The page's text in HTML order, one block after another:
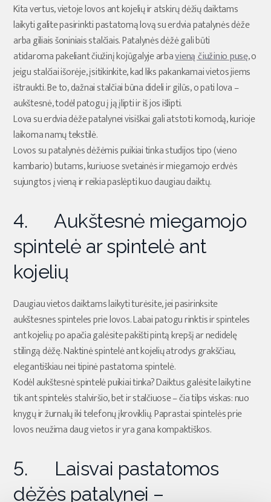
Kita vertus, vietoje lovos ant kojelių ir atskirų dėžių daiktams
laikyti galite pasirinkti pastatomą lovą su erdvia patalynės dėže
arba giliais šoniniais stalčiais. Patalynės dėžė gali būti
atidaroma pakeliant čiužinį kojūgalyje arbavieną čiužinio pusę, o
jeigu stalčiai išorėje, įsitikinkite, kad liks pakankamai vietos jiems
ištraukti. Be to, dažnai stalčiai būna dideli ir gilūs, o pati lova –
aukštesnė, todėl patogu į ją įlipti ir iš jos išlipti.
Lova su erdvia dėže patalynei visiškai gali atstoti komodą, kurioje
laikoma namų tekstilė.
Lovos su patalynės dėžėmis puikiai tinka studijos tipo (vieno
kambario) butams, kuriuose svetainės ir miegamojo erdvės
sujungtos į vieną ir reikia paslėpti kuo daugiau daiktų.
4. Aukštesnė miegamojo
spintelė ar spintelė ant
kojelių
Daugiau vietos daiktams laikyti turėsite, jei pasirinksite
aukštesnes spinteles prie lovos. Labai patogu rinktis ir spinteles
ant kojelių: po apačia galėsite pakišti pintą krepšį ar nedidelę
stilingą dėžę. Naktinė spintelė ant kojelių atrodys grakščiau,
elegantiškiau nei tipinė pastatoma spintelė.
Kodėl aukštesnė spintelė puikiai tinka? Daiktus galėsite laikyti ne
tik ant spintelės stalviršio, bet ir stalčiuose – čia tilps viskas: nuo
knygų ir žurnalų iki telefonų įkroviklių. Paprastai spintelės prie
lovos neužima daug vietos ir yra gana kompaktiškos.
5. Laisvai pastatomos
dėžės patalynei –